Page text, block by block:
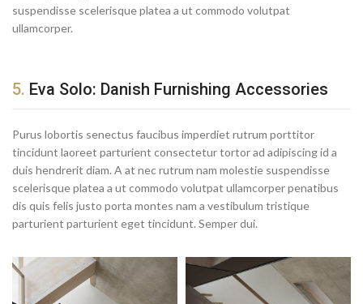
suspendisse scelerisque platea a ut commodo volutpat
ullamcorper.
5. Eva Solo: Danish Furnishing Accessories
Purus lobortis senectus faucibus imperdiet rutrum porttitor
tincidunt laoreet parturient consectetur tortor ad adipiscing id a
duis hendrerit diam. A at nec rutrum nam molestie suspendisse
scelerisque platea a ut commodo volutpat ullamcorper penatibus
dis quis felis justo porta montes nam a vestibulum tristique
parturient parturient eget tincidunt. Semper dui.